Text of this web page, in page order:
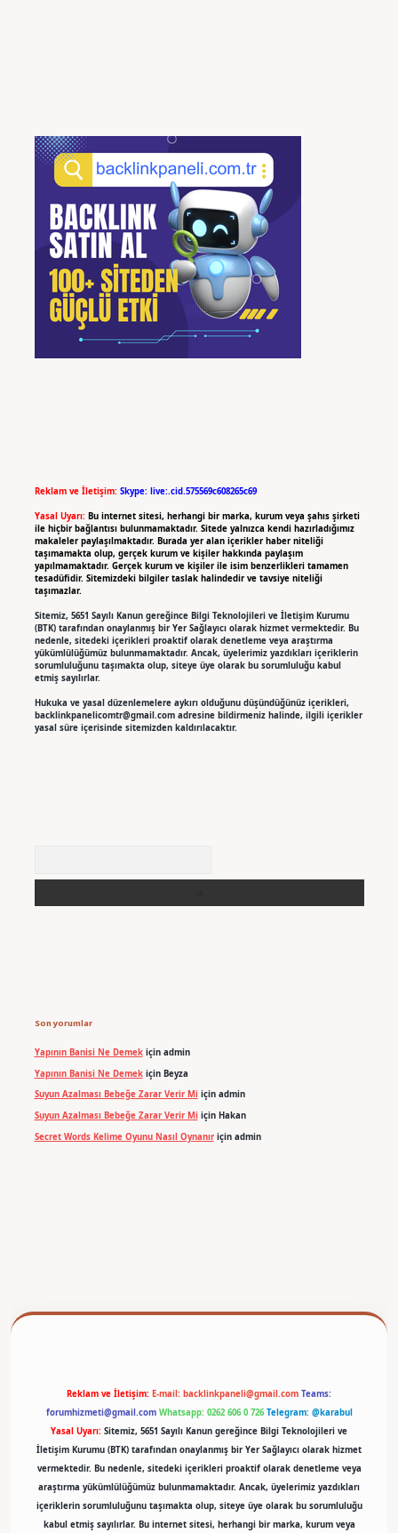
Reklam ve İletişim: Skype: live:.cid.575569c608265c69
Yasal Uyarı: Bu internet sitesi, herhangi bir marka, kurum veya şahıs şirketi
ile hiçbir bağlantısı bulunmamaktadır. Sitede yalnızca kendi hazırladığımız
makaleler paylaşılmaktadır. Burada yer alan içerikler haber niteliği
taşımamakta olup, gerçek kurum ve kişiler hakkında paylaşım
yapılmamaktadır. Gerçek kurum ve kişiler ile isim benzerlikleri tamamen
tesadüfidir. Sitemizdeki bilgiler taslak halindedir ve tavsiye niteliği
taşımazlar.
Sitemiz, 5651 Sayılı Kanun gereğince Bilgi Teknolojileri ve İletişim Kurumu
(BTK) tarafından onaylanmış bir Yer Sağlayıcı olarak hizmet vermektedir. Bu
nedenle, sitedeki içerikleri proaktif olarak denetleme veya araştırma
yükümlülüğümüz bulunmamaktadır. Ancak, üyelerimiz yazdıkları içeriklerin
sorumluluğunu taşımakta olup, siteye üye olarak bu sorumluluğu kabul
etmiş sayılırlar.
Hukuka ve yasal düzenlemelere aykırı olduğunu düşündüğünüz içerikleri,
backlinkpanelicomtr@gmail.comadresine bildirmeniz halinde, ilgili içerikler
yasal süre içerisinde sitemizden kaldırılacaktır.
Son yorumlar
Yapının Banisi Ne Demekiçin admin
Yapının Banisi Ne Demekiçin Beyza
Suyun Azalması Bebeğe Zarar Verir Miiçin admin
Suyun Azalması Bebeğe Zarar Verir Miiçin Hakan
Secret Words Kelime Oyunu Nasıl Oynanıriçin admin
Reklam ve İletişim: E-mail: backlinkpaneli@gmail.com Teams:
forumhizmeti@gmail.com Whatsapp: 0262 606 0 726 Telegram: @karabul
Yasal Uyarı: Sitemiz, 5651 Sayılı Kanun gereğince Bilgi Teknolojileri ve
İletişim Kurumu (BTK) tarafından onaylanmış bir Yer Sağlayıcı olarak hizmet
vermektedir. Bu nedenle, sitedeki içerikleri proaktif olarak denetleme veya
araştırma yükümlülüğümüz bulunmamaktadır. Ancak, üyelerimiz yazdıkları
içeriklerin sorumluluğunu taşımakta olup, siteye üye olarak bu sorumluluğu
kabul etmiş sayılırlar. Bu internet sitesi, herhangi bir marka, kurum veya